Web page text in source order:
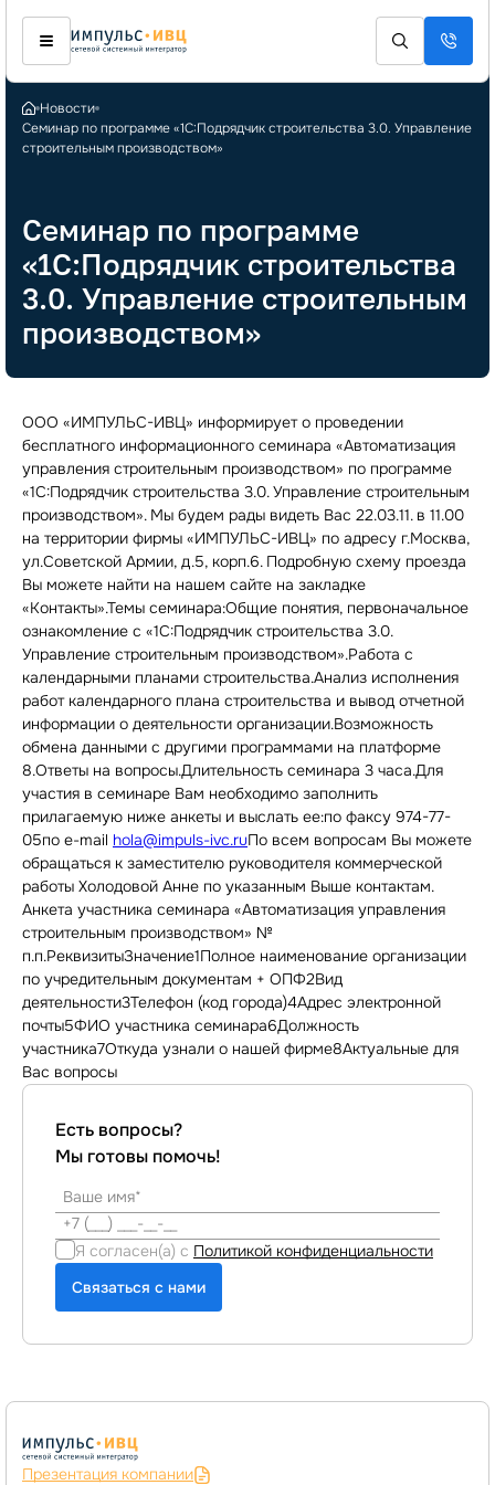
Новости
Семинар по программе «1С:Подрядчик строительства 3.0. Управление
строительным производством»
Семинар по программе
«1С:Подрядчик строительства
3.0. Управление строительным
производством»
ООО «ИМПУЛЬС-ИВЦ» информирует о проведении
бесплатного информационного семинара «Автоматизация
управления строительным производством» по программе
«1С:Подрядчик строительства 3.0. Управление строительным
производством». Мы будем рады видеть Вас 22.03.11. в 11.00
на территории фирмы «ИМПУЛЬС-ИВЦ» по адресу г.Москва,
ул.Советской Армии, д.5, корп.6. Подробную схему проезда
Вы можете найти на нашем сайте на закладке
«Контакты».Темы семинара:Общие понятия, первоначальное
ознакомление с «1С:Подрядчик строительства 3.0.
Управление строительным производством».Работа с
календарными планами строительства.Анализ исполнения
работ календарного плана строительства и вывод отчетной
информации о деятельности организации.Возможность
обмена данными с другими программами на платформе
8.Ответы на вопросы.Длительность семинара 3 часа.Для
участия в семинаре Вам необходимо заполнить
прилагаемую ниже анкеты и выслать ее:по факсу 974-77-
05по e-mail hola@impuls-ivc.ruПо всем вопросам Вы можете
обращаться к заместителю руководителя коммерческой
работы Холодовой Анне по указанным Выше контактам.
Анкета участника семинара «Автоматизация управления
строительным производством» №
п.п.РеквизитыЗначение1Полное наименование организации
по учредительным документам + ОПФ2Вид
деятельности3Телефон (код города)4Адрес электронной
почты5ФИО участника семинара6Должность
участника7Откуда узнали о нашей фирме8Актуальные для
Вас вопросы
Есть вопросы?
Мы готовы помочь!
Я согласен(а) с Политикой конфиденциальности
Связаться с нами
Презентация компании